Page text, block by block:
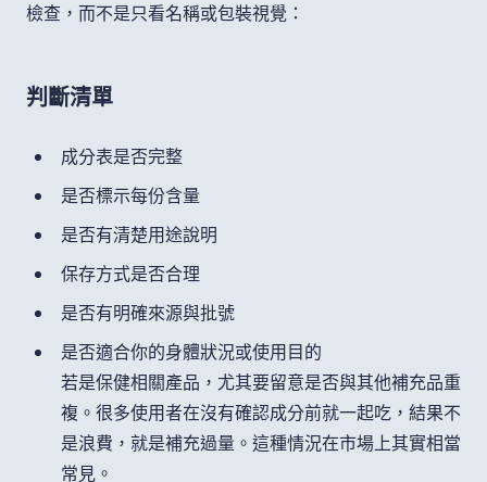
檢查，而不是只看名稱或包裝視覺：
判斷清單
成分表是否完整
是否標示每份含量
是否有清楚用途說明
保存方式是否合理
是否有明確來源與批號
是否適合你的身體狀況或使用目的
若是保健相關產品，尤其要留意是否與其他補充品重
複。很多使用者在沒有確認成分前就一起吃，結果不
是浪費，就是補充過量。這種情況在市場上其實相當
常見。